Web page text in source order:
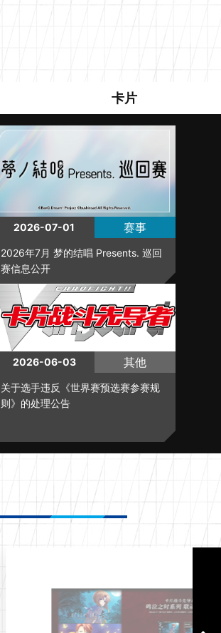
卡片
2026-07-01 赛事
2026年7月 梦的结唱 Presents. 巡回
赛信息公开
2026-06-03 其他
关于选手违反《世界赛预选赛参赛规
则》的处理公告